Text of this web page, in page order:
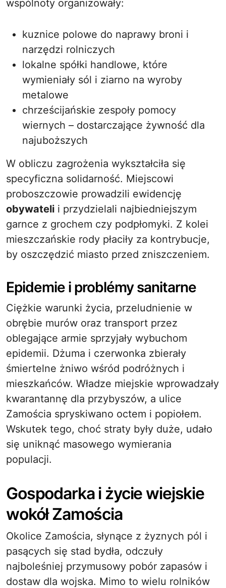
wspólnoty organizowały:
kuznice polowe do naprawy broni i
narzędzi rolniczych
lokalne spółki handlowe, które
wymieniały sól i ziarno na wyroby
metalowe
chrześcijańskie zespoły pomocy
wiernych – dostarczające żywność dla
najuboższych
W obliczu zagrożenia wykształciła się
specyficzna solidarność. Miejscowi
proboszczowie prowadzili ewidencję
obywateli i przydzielali najbiedniejszym
garnce z grochem czy podpłomyki. Z kolei
mieszczańskie rody płaciły za kontrybucje,
by oszczędzić miasto przed zniszczeniem.
Epidemie i problémy sanitarne
Ciężkie warunki życia, przeludnienie w
obrębie murów oraz transport przez
oblegające armie sprzyjały wybuchom
epidemii. Dżuma i czerwonka zbierały
śmiertelne żniwo wśród podróżnych i
mieszkańców. Władze miejskie wprowadzały
kwarantannę dla przybyszów, a ulice
Zamościa spryskiwano octem i popiołem.
Wskutek tego, choć straty były duże, udało
się uniknąć masowego wymierania
populacji.
Gospodarka i życie wiejskie
wokół Zamościa
Okolice Zamościa, słynące z żyznych pól i
pasących się stad bydła, odczuły
najboleśniej przymusowy pobór zapasów i
dostaw dla wojska. Mimo to wielu rolników